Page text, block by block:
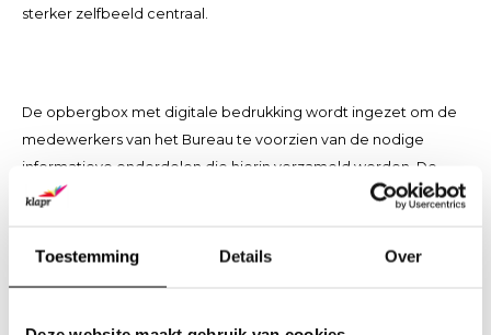
Toestemming Details Over
sterker zelfbeeld centraal.
De opbergbox met digitale bedrukking wordt ingezet om de
medewerkers van het Bureau te voorzien van de nodige
informatieve onderdelen die hierin verzameld worden. De
opbergbox is omplakt met wit papier, voorzien van een
elastieken band. Het is al vanaf 25 stuks mogelijk om uw